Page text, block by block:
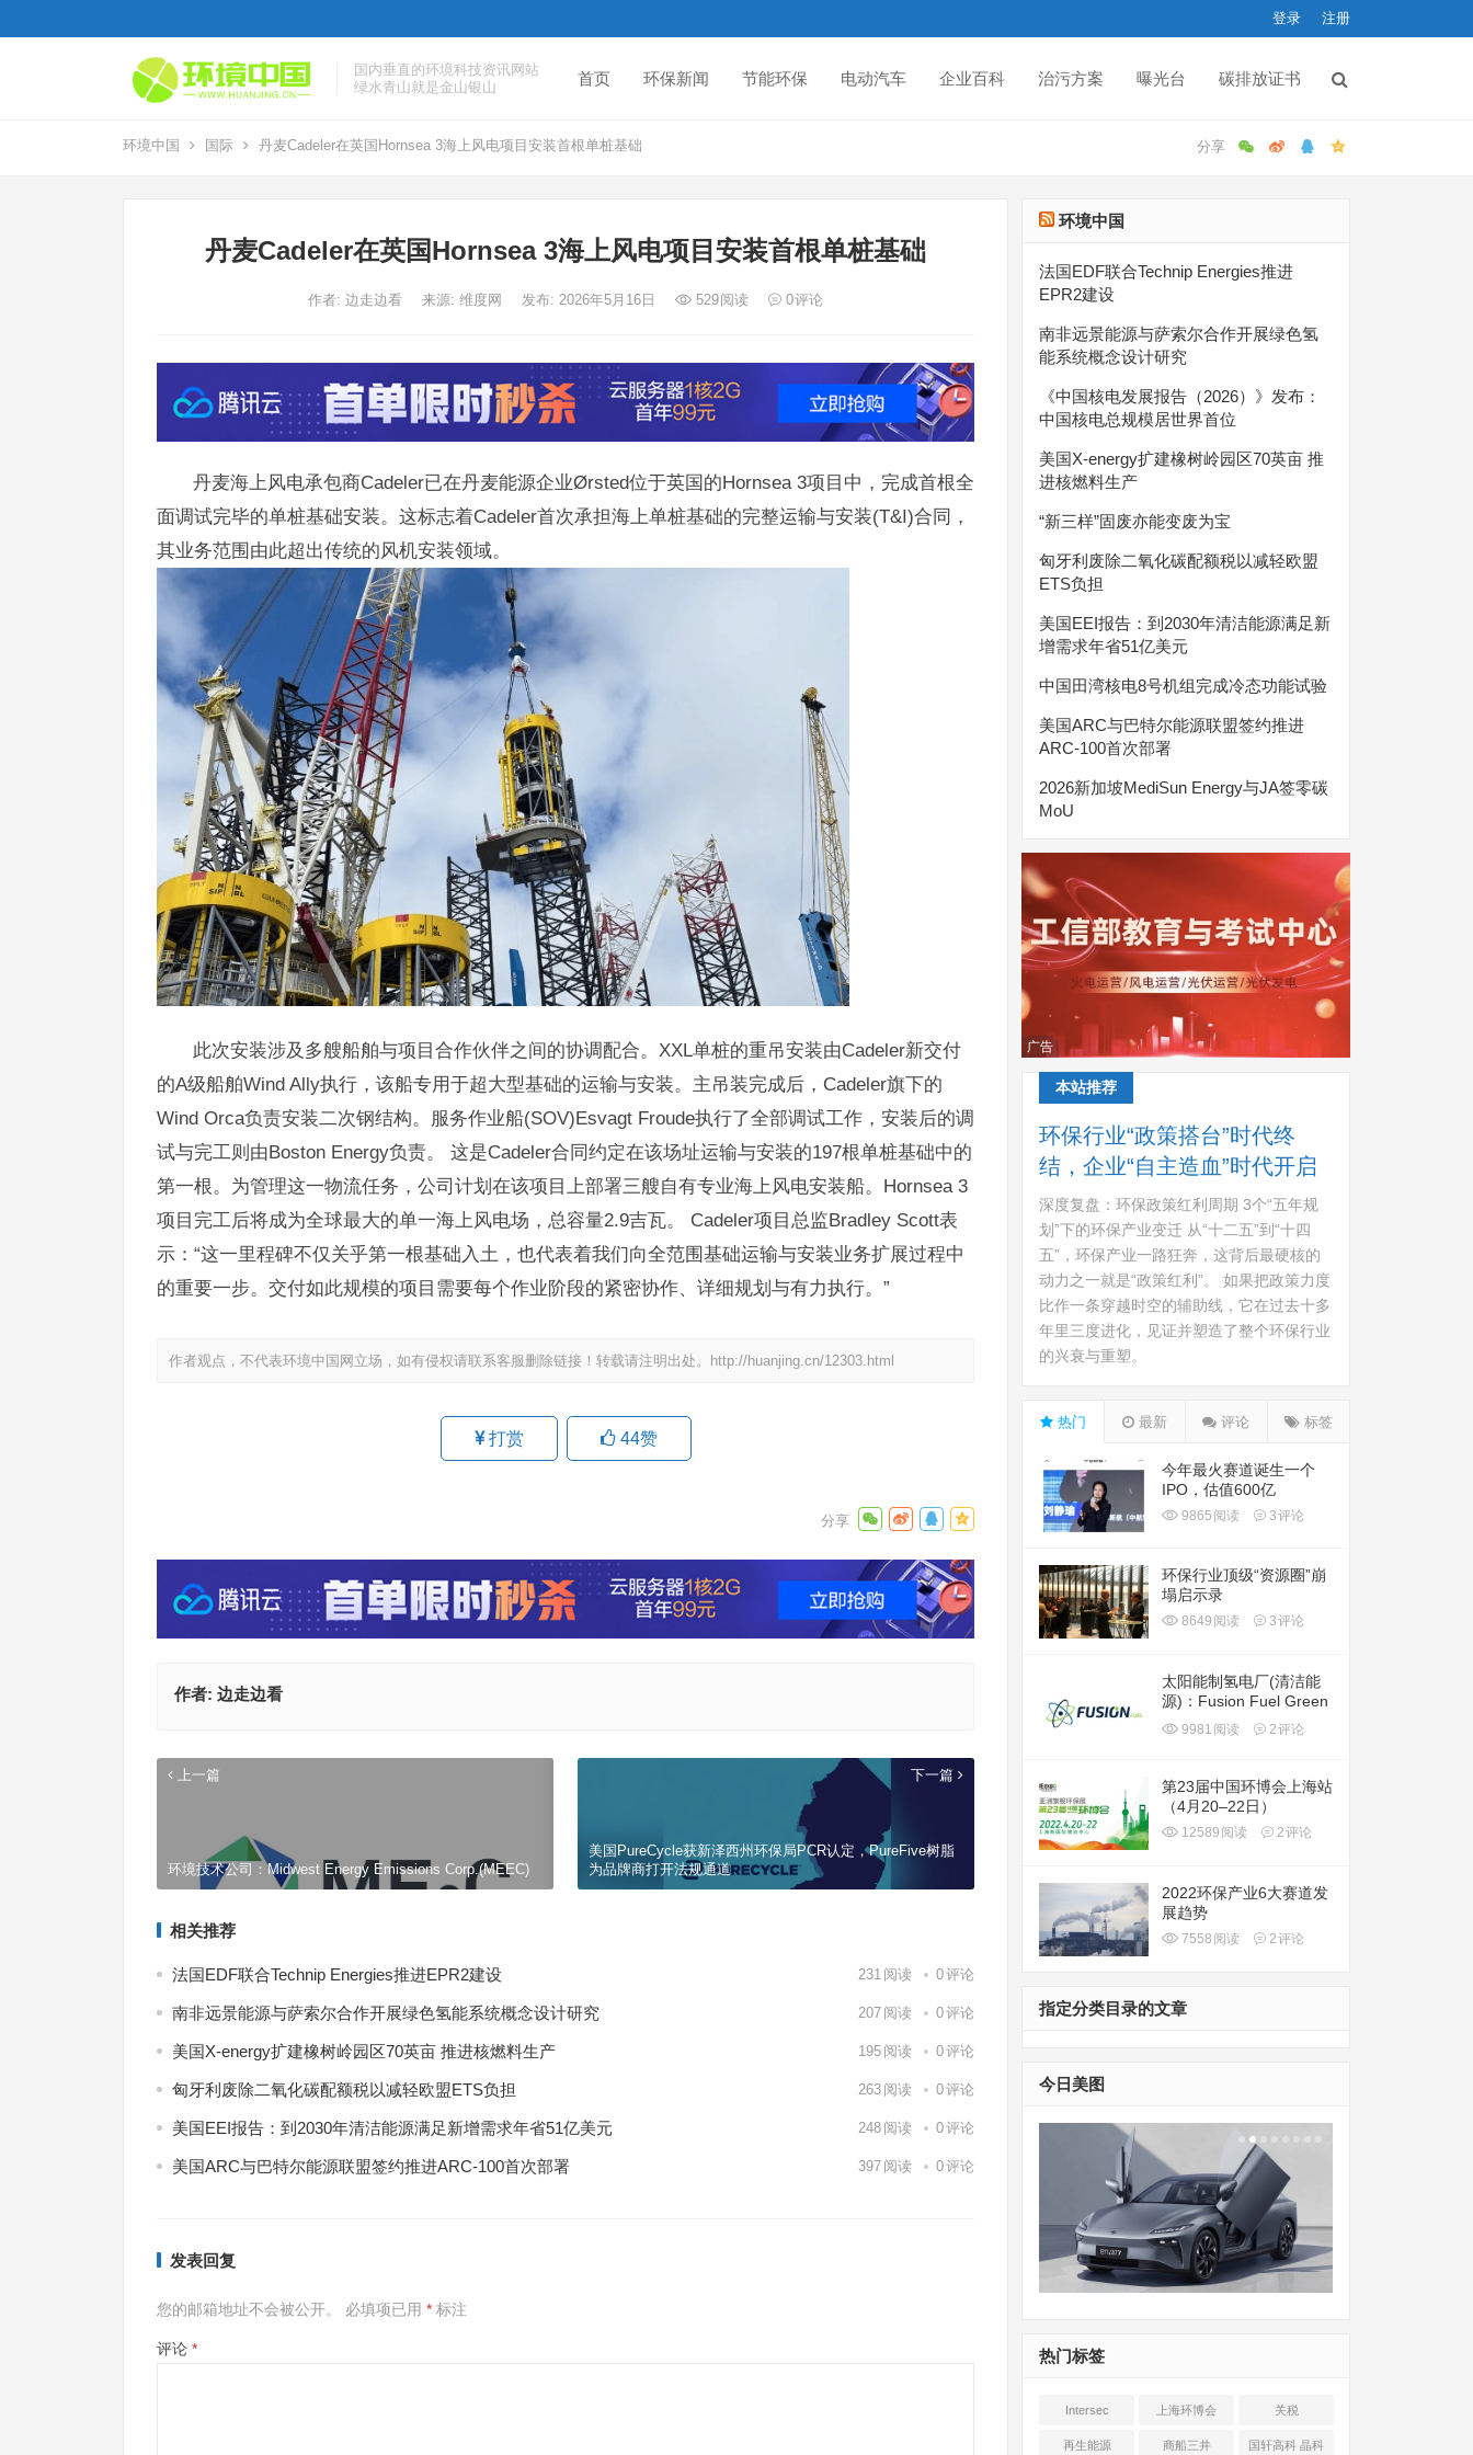
登录 注册
国内垂直的环境科技资讯网站
绿水青山就是金山银山
首页 环保新闻 节能环保 电动汽车 企业百科 治污方案 曝光台 碳排放证书
环境中国 国际 丹麦Cadeler在英国Hornsea 3海上风电项目安装首根单桩基础
丹麦Cadeler在英国Hornsea 3海上风电项目安装首根单桩基础
作者: 边走边看 来源: 维度网 发布: 2026年5月16日 529阅读 0评论
丹麦海上风电承包商Cadeler已在丹麦能源企业Ørsted位于英国的Hornsea 3项目中，完成首根全
面调试完毕的单桩基础安装。这标志着Cadeler首次承担海上单桩基础的完整运输与安装(T&I)合同，
其业务范围由此超出传统的风机安装领域。
此次安装涉及多艘船舶与项目合作伙伴之间的协调配合。XXL单桩的重吊安装由Cadeler新交付
的A级船舶Wind Ally执行，该船专用于超大型基础的运输与安装。主吊装完成后，Cadeler旗下的
Wind Orca负责安装二次钢结构。服务作业船(SOV)Esvagt Froude执行了全部调试工作，安装后的调
试与完工则由Boston Energy负责。 这是Cadeler合同约定在该场址运输与安装的197根单桩基础中的
第一根。为管理这一物流任务，公司计划在该项目上部署三艘自有专业海上风电安装船。Hornsea 3
项目完工后将成为全球最大的单一海上风电场，总容量2.9吉瓦。 Cadeler项目总监Bradley Scott表
示：“这一里程碑不仅关乎第一根基础入土，也代表着我们向全范围基础运输与安装业务扩展过程中
的重要一步。交付如此规模的项目需要每个作业阶段的紧密协作、详细规划与有力执行。”
作者观点，不代表环境中国网立场，如有侵权请联系客服删除链接！转载请注明出处。 http://huanjing.cn/12303.html
打赏 44赞
作者: 边走边看
上一篇
环境技术公司：Midwest Energy Emissions Corp.(MEEC)
下一篇
美国PureCycle获新泽西州环保局PCR认定，PureFive树脂
为品牌商打开法规通道
相关推荐
法国EDF联合Technip Energies推进EPR2建设 231 阅读 0评论
南非远景能源与萨索尔合作开展绿色氢能系统概念设计研究 207 阅读 0评论
美国X-energy扩建橡树岭园区70英亩 推进核燃料生产 195 阅读 0评论
匈牙利废除二氧化碳配额税以减轻欧盟ETS负担 263 阅读 0评论
美国EEI报告：到2030年清洁能源满足新增需求年省51亿美元 248 阅读 0评论
美国ARC与巴特尔能源联盟签约推进ARC-100首次部署 397 阅读 0评论
发表回复
您的邮箱地址不会被公开。 必填项已用 * 标注
评论 *
环境中国
法国EDF联合Technip Energies推进
EPR2建设
南非远景能源与萨索尔合作开展绿色氢
能系统概念设计研究
《中国核电发展报告（2026）》发布：
中国核电总规模居世界首位
美国X-energy扩建橡树岭园区70英亩 推
进核燃料生产
“新三样”固废亦能变废为宝
匈牙利废除二氧化碳配额税以减轻欧盟
ETS负担
美国EEI报告：到2030年清洁能源满足新
增需求年省51亿美元
中国田湾核电8号机组完成冷态功能试验
美国ARC与巴特尔能源联盟签约推进
ARC-100首次部署
2026新加坡MediSun Energy与JA签零碳
MoU
广告
本站推荐
环保行业“政策搭台”时代终
结，企业“自主造血”时代开启
深度复盘：环保政策红利周期 3个“五年规
划”下的环保产业变迁 从“十二五”到“十四
五”，环保产业一路狂奔，这背后最硬核的
动力之一就是“政策红利”。 如果把政策力度
比作一条穿越时空的辅助线，它在过去十多
年里三度进化，见证并塑造了整个环保行业
的兴衰与重塑。
热门 最新 评论 标签
今年最火赛道诞生一个
IPO，估值600亿
9865 阅读 3评论
环保行业顶级“资源圈”崩
塌启示录
8649 阅读 3评论
太阳能制氢电厂(清洁能
源)：Fusion Fuel Green
plc(HTOO)
9981 阅读 2评论
第23届中国环博会上海站
（4月20–22日）
12589 阅读 2评论
2022环保产业6大赛道发
展趋势
7558 阅读 2评论
指定分类目录的文章
今日美图
热门标签
Intersec
Shanghai
上海环博会 关税
再生能源 商船三井 国轩高科 晶科